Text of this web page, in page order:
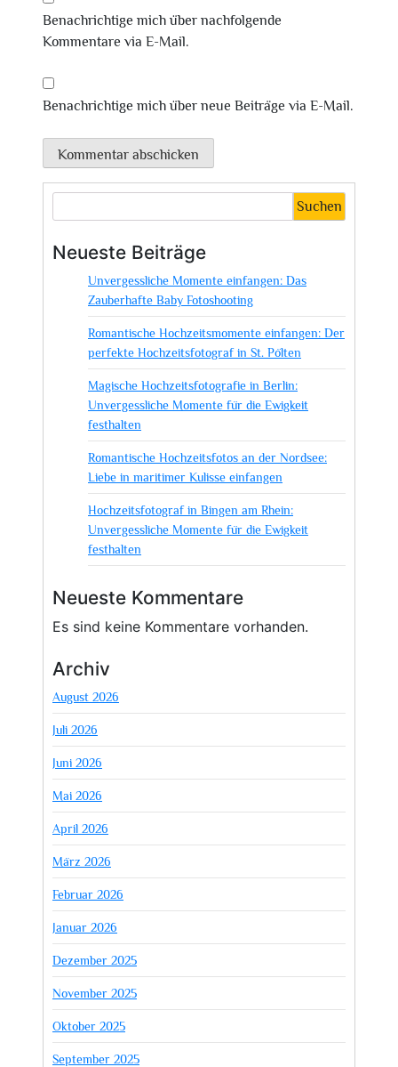
Benachrichtige mich über nachfolgende
Kommentare via E-Mail.
Benachrichtige mich über neue Beiträge via E-Mail.
Suchen
Neueste Beiträge
Unvergessliche Momente einfangen: Das
Zauberhafte Baby Fotoshooting
Romantische Hochzeitsmomente einfangen: Der
perfekte Hochzeitsfotograf in St. Pölten
Magische Hochzeitsfotografie in Berlin:
Unvergessliche Momente für die Ewigkeit
festhalten
Romantische Hochzeitsfotos an der Nordsee:
Liebe in maritimer Kulisse einfangen
Hochzeitsfotograf in Bingen am Rhein:
Unvergessliche Momente für die Ewigkeit
festhalten
Neueste Kommentare
Es sind keine Kommentare vorhanden.
Archiv
August 2026
Juli 2026
Juni 2026
Mai 2026
April 2026
März 2026
Februar 2026
Januar 2026
Dezember 2025
November 2025
Oktober 2025
September 2025